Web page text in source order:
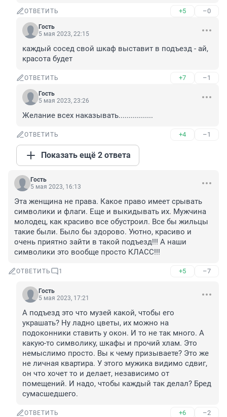
ОТВЕТИТЬ +5 –0
Гость
5 мая 2023, 22:15
каждый сосед свой шкаф выставит в подъезд - ай,
красота будет
ОТВЕТИТЬ +7 –1
Гость
5 мая 2023, 23:26
Желание всех наказывать.................
ОТВЕТИТЬ +4 –1
Показать ещё 2 ответа
Гость
5 мая 2023, 16:13
Эта женщина не права. Какое право имеет срывать
символики и флаги. Еще и выкидывать их. Мужчина
молодец, как красиво все обустроил. Все бы жильцы
такие были. Было бы здорово. Уютно, красиво и
очень приятно зайти в такой подъезд!!! А наши
символики это вообще просто КЛАСС!!!
ОТВЕТИТЬ 1 +5 –7
Гость
5 мая 2023, 17:21
А подъезд это что музей какой, чтобы его
украшать? Ну ладно цветы, их можно на
подоконники ставить у окон. И то не так много. А
какую-то символику, шкафы и прочий хлам. Это
немыслимо просто. Вы к чему призываете? Это же
не личная квартира. У этого мужика видимо сдвиг,
он что хочет то и делает, независимо от
помещений. И надо, чтобы каждый так делал? Бред
сумасшедшего.
ОТВЕТИТЬ +6 –2